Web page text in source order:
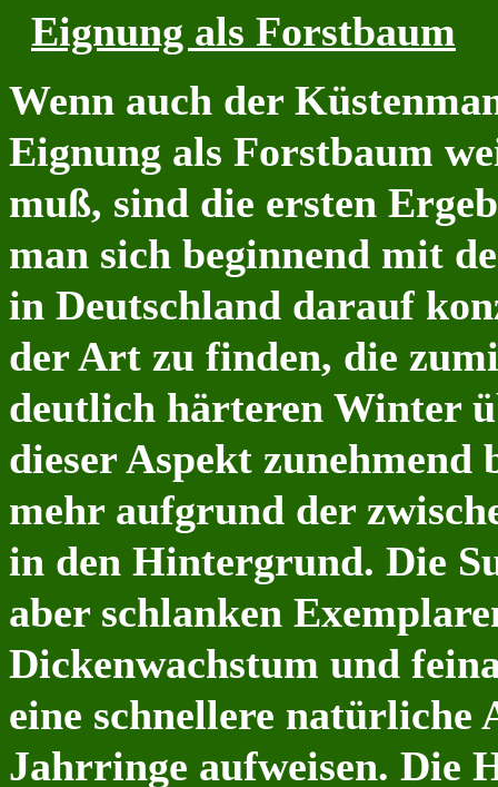
Eignung als Forstbaum
Wenn auch der
Eignung als Forstbaum
muß, sind die ersten
man sich beginnend mit
in Deutschland darauf
der Art zu finden, die
deutlich härteren Winter
dieser Aspekt zunehmend
mehr aufgrund der
in den Hintergrund. Die
aber schlanken
Dickenwachstum und
eine schnellere natürliche
Jahrringe aufweisen. Die